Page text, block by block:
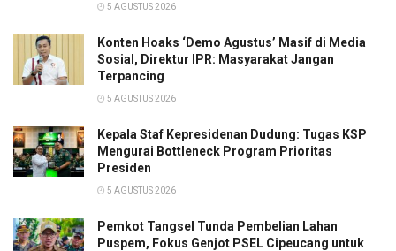
5 AGUSTUS 2026
Konten Hoaks ‘Demo Agustus’ Masif di Media
Sosial, Direktur IPR: Masyarakat Jangan
Terpancing
5 AGUSTUS 2026
Kepala Staf Kepresidenan Dudung: Tugas KSP
Mengurai Bottleneck Program Prioritas
Presiden
5 AGUSTUS 2026
Pemkot Tangsel Tunda Pembelian Lahan
Puspem, Fokus Genjot PSEL Cipeucang untuk